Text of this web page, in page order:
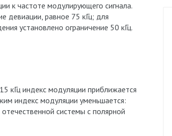
к частоте модулирующего сигнала.
девиации, равное 75 кГц; для
установлено ограничение 50 кГц.
кГц индекс модуляции приближается
индекс модуляции уменьшается:
системы с полярной